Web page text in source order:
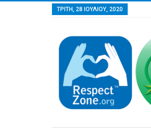
ΤΡΊΤΗ, 28 ΙΟΥΛΊΟΥ, 2020